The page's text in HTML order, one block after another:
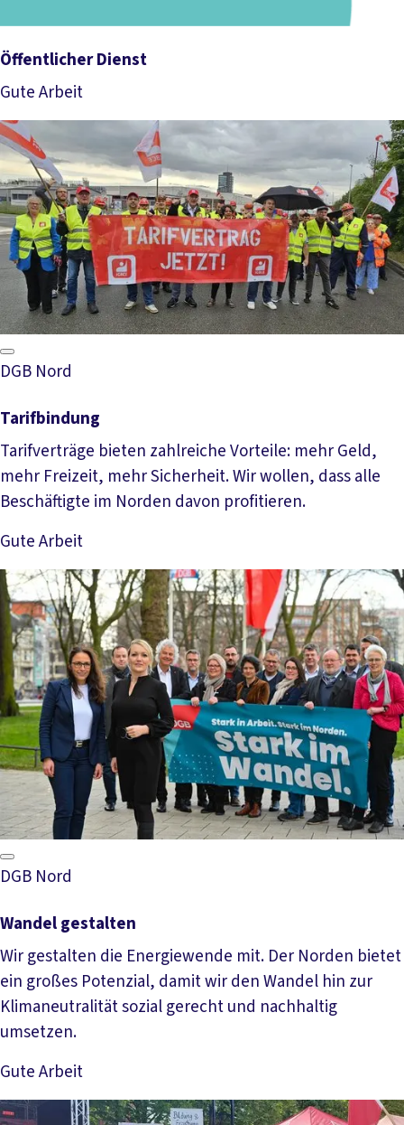
Öffentlicher Dienst
Gute Arbeit
Mehr lesen
DGB Nord
Tarifbindung
Tarifverträge bieten zahlreiche Vorteile: mehr Geld,
mehr Freizeit, mehr Sicherheit. Wir wollen, dass alle
Beschäftigte im Norden davon profitieren.
Gute Arbeit
Mehr lesen
DGB Nord
Wandel gestalten
Wir gestalten die Energiewende mit. Der Norden bietet
ein großes Potenzial, damit wir den Wandel hin zur
Klimaneutralität sozial gerecht und nachhaltig
umsetzen.
Gute Arbeit
Mehr lesen